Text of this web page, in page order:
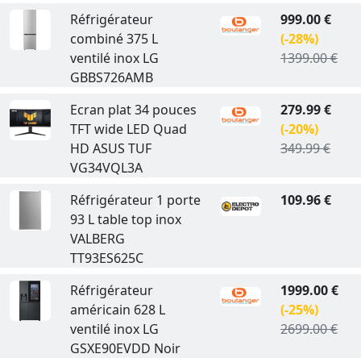
Réfrigérateur
combiné 375 L
ventilé inox LG
GBBS726AMB
999.00 €
(-28%)
1399.00 €
Ecran plat 34 pouces
TFT wide LED Quad
HD ASUS TUF
VG34VQL3A
279.99 €
(-20%)
349.99 €
Réfrigérateur 1 porte
93 L table top inox
VALBERG
TT93ES625C
109.96 €
Réfrigérateur
américain 628 L
ventilé inox LG
GSXE90EVDD Noir
1999.00 €
(-25%)
2699.00 €